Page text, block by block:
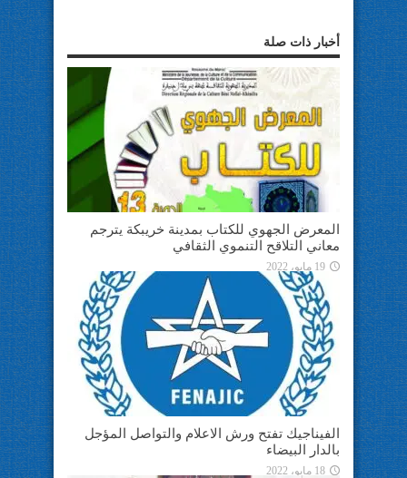
أخبار ذات صلة
المعرض الجهوي للكتاب بمدينة خريبكة يترجم
معاني التلاقح التنموي الثقافي
19 مايو، 2022
الفيناجيك تفتح ورش الاعلام والتواصل المؤجل
بالدار البيضاء
18 مايو، 2022